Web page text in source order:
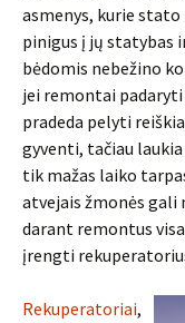
asmenys, kurie stato
pinigus į jų statybas
bėdomis nebežino
jei remontai
pradeda pelyti
gyventi, tačiau
tik mažas laiko
atvejais žmonės
darant remontus
įrengti
Rekuperatoriai,